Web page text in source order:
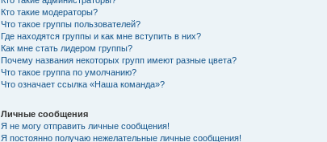
Кто такие модераторы?
Что такое группы пользователей?
Где находятся группы и как мне вступить в них?
Как мне стать лидером группы?
Почему названия некоторых групп имеют разные цвета?
Что такое группа по умолчанию?
Что означает ссылка «Наша команда»?
Личные сообщения
Я не могу отправить личные сообщения!
Я постоянно получаю нежелательные личные сообщения!